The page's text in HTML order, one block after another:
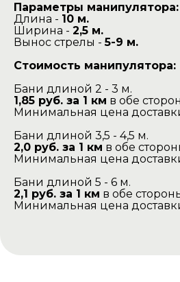
Параметры манипулятора:
Длина - 10 м.
Ширина - 2,5 м.
Вынос стрелы -5-9 м.
Стоимость манипулятора:
Бани длиной 2 - 3 м.
1,85 руб. за 1 км в обе
Минимальная цена
Бани длиной 3,5 - 4,5 м.
2,0 руб. за 1 км в обе
Минимальная цена
Бани длиной 5 - 6 м.
2,1 руб. за 1 км в обе
Минимальная цена